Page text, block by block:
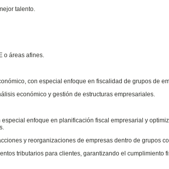
talento.
o áreas afines.
con especial enfoque en fiscalidad de grupos de
económico y gestión de estructuras empresariales.
especial enfoque en planificación fiscal empresarial y
y reorganizaciones de empresas dentro de grupos
tributarios para clientes, garantizando el cumplimiento